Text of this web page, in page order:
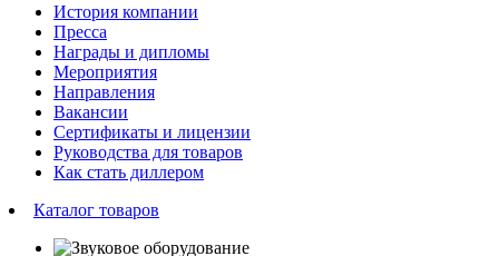
История компании
Пресса
Награды и дипломы
Мероприятия
Направления
Вакансии
Сертификаты и лицензии
Руководства для товаров
Как стать диллером
Каталог товаров